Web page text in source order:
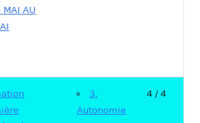
MAI AU
3.
Autonomie
4 / 4